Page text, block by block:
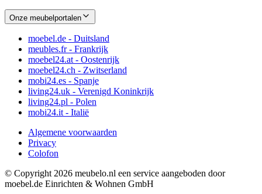
Onze meubelportalen
moebel.de - Duitsland
meubles.fr - Frankrijk
moebel24.at - Oostenrijk
moebel24.ch - Zwitserland
mobi24.es - Spanje
living24.uk - Verenigd Koninkrijk
living24.pl - Polen
mobi24.it - Italië
Algemene voorwaarden
Privacy
Colofon
© Copyright 2026 meubelo.nl een service aangeboden door
moebel.de Einrichten & Wohnen GmbH